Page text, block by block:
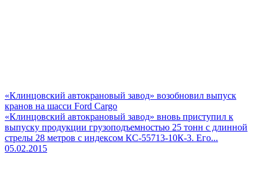
«Клинцовский автокрановый завод» возобновил выпуск
кранов на шасси Ford Cargo
«Клинцовский автокрановый завод» вновь приступил к
выпуску продукции грузоподъемностью 25 тонн с длинной
стрелы 28 метров с индексом КС-55713-10К-3. Его...
05.02.2015